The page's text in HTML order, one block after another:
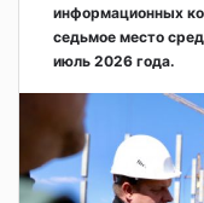
информационных
седьмое место
июль 2026 года.